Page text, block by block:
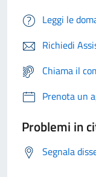
Leggi le
Richiedi
Chiama il
Prenota un
Problemi in
Segnala